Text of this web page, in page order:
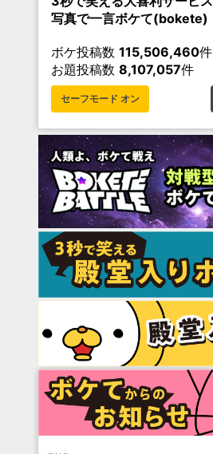
写真で一言ボケて(bokete)
ボケ投稿数 115,506,460件
お題投稿数 8,107,057件
セーフモード オン